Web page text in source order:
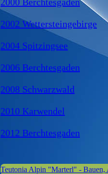
2002 Wettersteingebirge
2004 Spitzingsee
2006 Berchtesgaden
2008 Schwarzwald
2010 Karwendel
2012 Berchtesgaden
Teutonia Alpin "Marterl" - Bauen,